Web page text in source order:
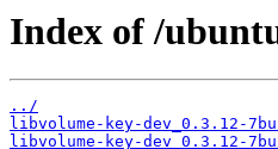
Index of /
../
libvolume-key-dev_0.3.12-
libvolume-key-dev_0.3.12-